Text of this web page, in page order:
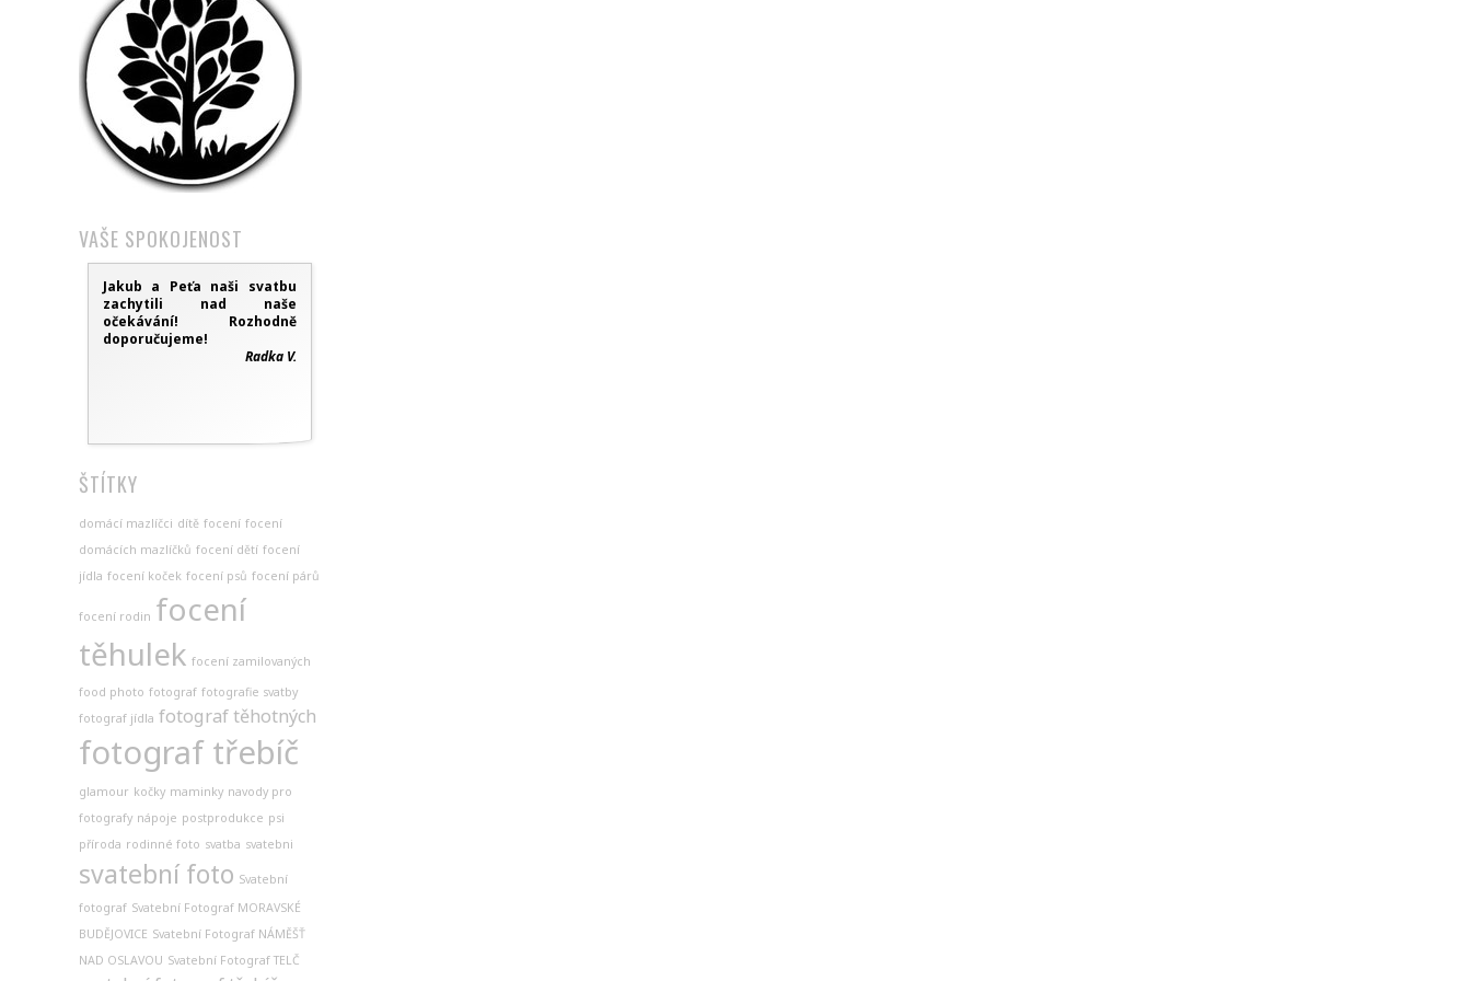
VAŠE SPOKOJENOST
Jakub a Peťa naši svatbu
zachytili nad naše
očekávání! Rozhodně
doporučujeme!
Radka V.
ŠTÍTKY
domácí mazlíčci dítě focení focení
domácích mazlíčků focení dětí focení
jídla focení koček focení psů focení párů
focení rodin focení
těhulek focení zamilovaných
food photo fotograf fotografie svatby
fotograf jídla fotograf těhotných
fotograf třebíč
glamour kočky maminky navody pro
fotografy nápoje postprodukce psi
příroda rodinné foto svatba svatebni
svatební foto Svatební
fotograf Svatební Fotograf MORAVSKÉ
BUDĚJOVICE Svatební Fotograf NÁMĚŠŤ
NAD OSLAVOU Svatební Fotograf TELČ